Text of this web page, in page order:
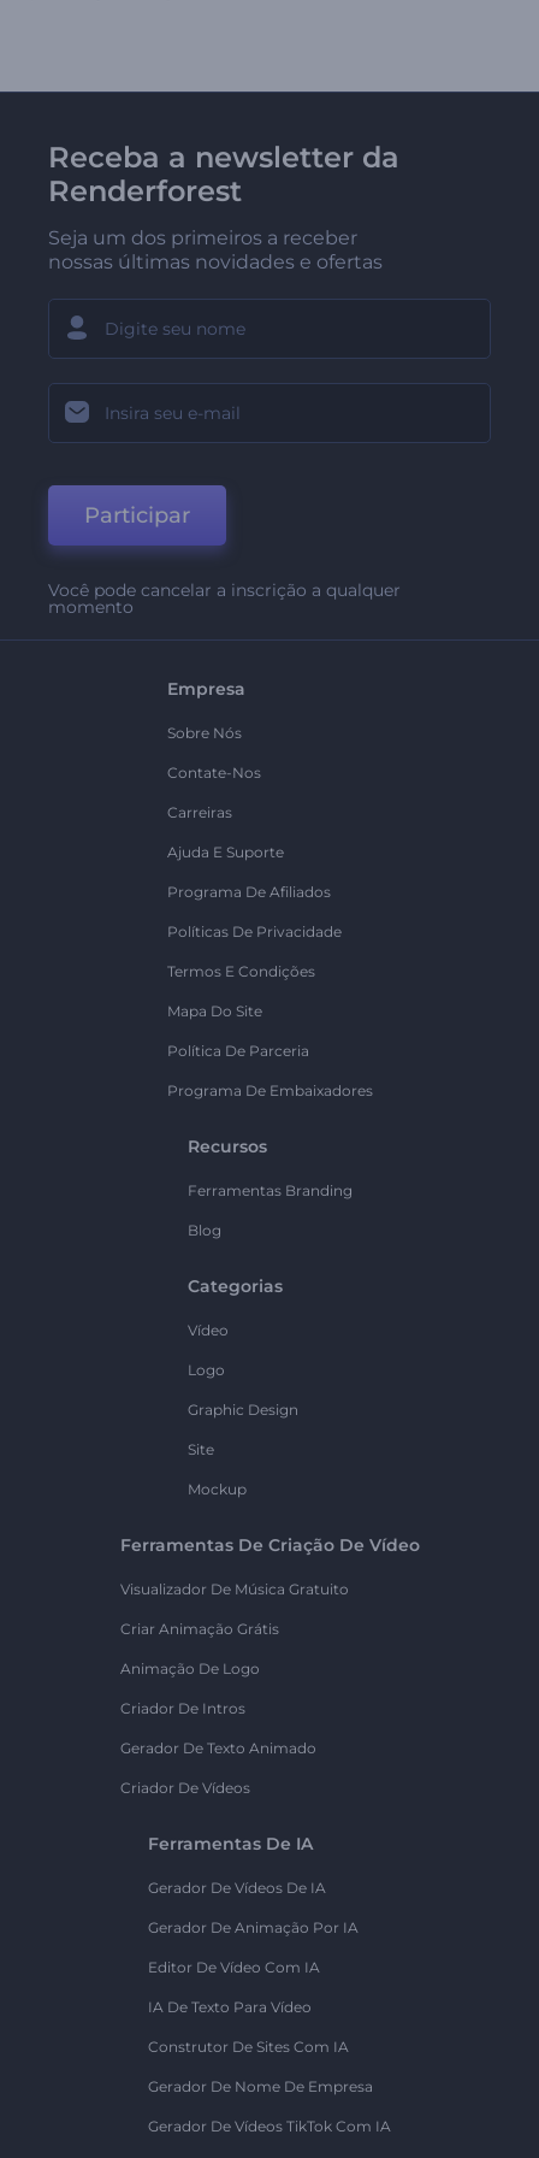
Receba a newsletter da
Renderforest
Seja um dos primeiros a receber
nossas últimas novidades e ofertas
Participar
Você pode cancelar a inscrição a qualquer
momento
Empresa
Sobre Nós
Contate-Nos
Carreiras
Ajuda E Suporte
Programa De Afiliados
Políticas De Privacidade
Termos E Condições
Mapa Do Site
Política De Parceria
Programa De Embaixadores
Recursos
Ferramentas Branding
Blog
Categorias
Vídeo
Logo
Graphic Design
Site
Mockup
Ferramentas De Criação De Vídeo
Visualizador De Música Gratuito
Criar Animação Grátis
Animação De Logo
Criador De Intros
Gerador De Texto Animado
Criador De Vídeos
Ferramentas De IA
Gerador De Vídeos De IA
Gerador De Animação Por IA
Editor De Vídeo Com IA
IA De Texto Para Vídeo
Construtor De Sites Com IA
Gerador De Nome De Empresa
Gerador De Vídeos TikTok Com IA